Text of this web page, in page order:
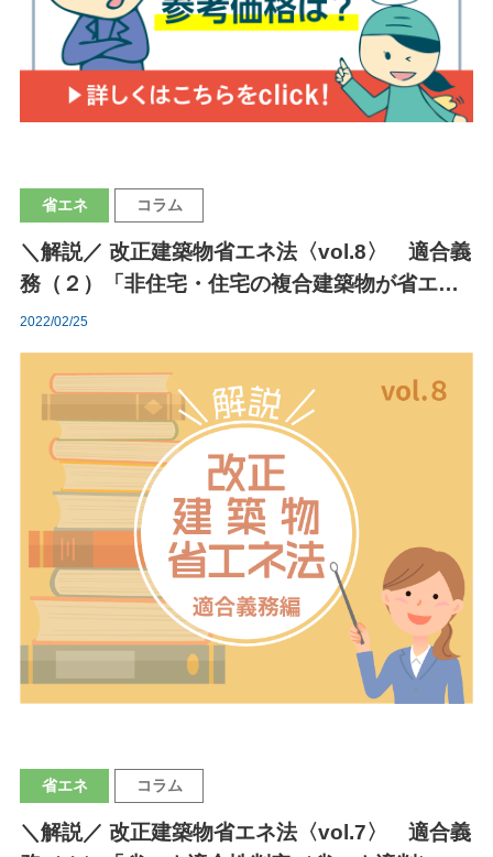
省エネ コラム
＼解説／ 改正建築物省エネ法〈vol.8〉 適合義
務（２）「非住宅・住宅の複合建築物が省エネ
適判の対象となる条件」
2022/02/25
省エネ コラム
＼解説／ 改正建築物省エネ法〈vol.7〉 適合義